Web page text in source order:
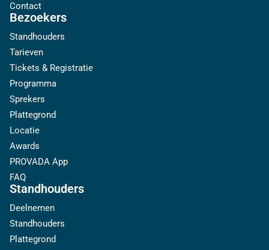
Contact
Bezoekers
Standhouders
Tarieven
Tickets & Registratie
Programma
Sprekers
Plattegrond
Locatie
Awards
PROVADA App
FAQ
Standhouders
Deelnemen
Standhouders
Plattegrond